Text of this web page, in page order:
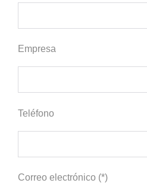
Empresa
Teléfono
Correo electrónico (*)